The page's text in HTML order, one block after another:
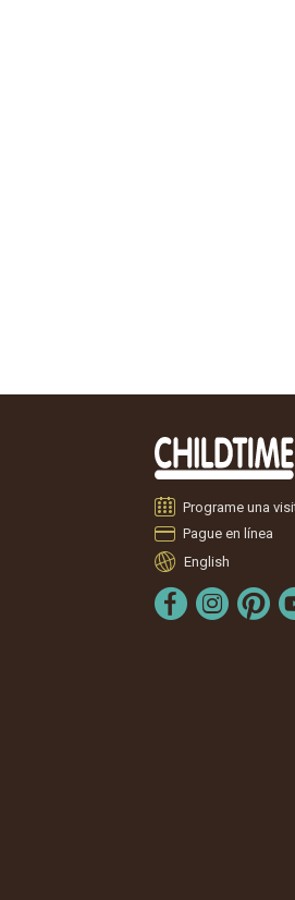
Programe una
Pague en línea
English